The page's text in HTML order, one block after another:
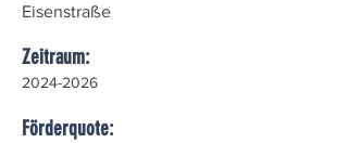
Eisenstraße
Zeitraum:
2024-2026
Förderquote: